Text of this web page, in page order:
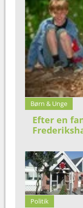
Børn & Unge
Efter en
Politik